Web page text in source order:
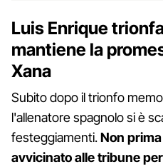
Luis Enrique
mantiene la
Xana
Subito dopo il trionfo
l'allenatore spagnolo si è
festeggiamenti.Non
avvicinato alle tribune